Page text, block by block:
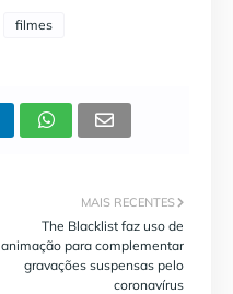
filmes
MAIS RECENTES
The Blacklist faz uso de
animação para complementar
gravações suspensas pelo
coronavírus